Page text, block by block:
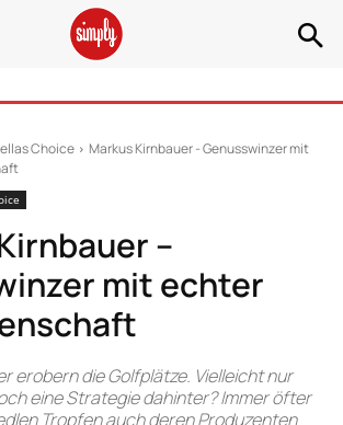
Choice
Markus Kirnbauer - Genusswinzer mit
–
mit echter
erobern die Golfplätze. Vielleicht nur
eine Strategie dahinter? Immer öfter
Tropfen auch deren Produzenten